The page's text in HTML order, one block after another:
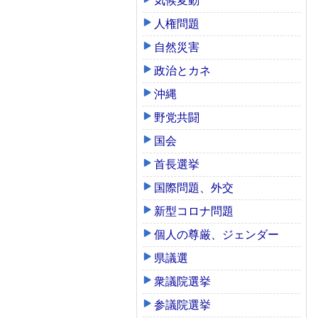
人権問題
自然災害
政治とカネ
沖縄
野党共闘
国会
首長選挙
国際問題、外交
新型コロナ問題
個人の尊厳、ジェンダー
県議選
衆議院選挙
参議院選挙